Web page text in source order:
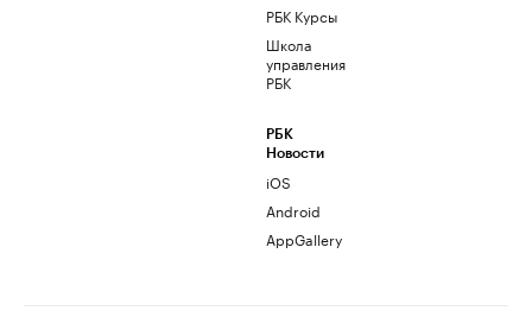
РБК Курсы
Школа
управления
РБК
РБК
Новости
iOS
Android
AppGallery